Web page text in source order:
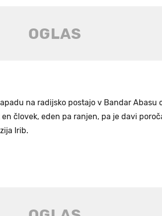
na radijsko postajo v Bandar Abasu
človek, eden pa ranjen, pa je davi
Irib.